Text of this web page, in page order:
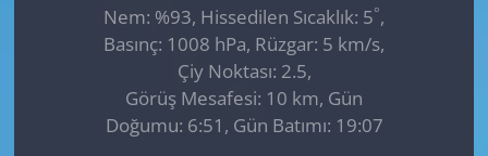
Nem: %93, Hissedilen Sıcaklık: 5°,
Basınç: 1008 hPa, Rüzgar: 5 km/s,
Çiy Noktası: 2.5,
Görüş Mesafesi: 10 km, Gün
Doğumu: 6:51, Gün Batımı: 19:07
SAĞLIK
SPOR